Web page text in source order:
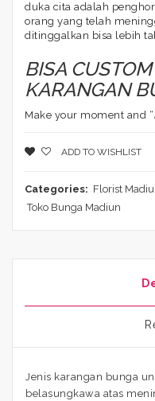
duka cita adalah
orang yang telah
ditinggalkan bisa lebih
BISA
KARANGAN
Make your moment and “
ADD TO WISHLIST
Categories: Florist
Toko Bunga Madiun
Jenis karangan bunga
belasungkawa atas